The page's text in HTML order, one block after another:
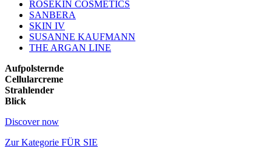
ROSEKIN COSMETICS
SANBERA
SKIN IV
SUSANNE KAUFMANN
THE ARGAN LINE
Aufpolsternde
Cellularcreme
Strahlender
Blick
Discover now
Zur Kategorie FÜR SIE